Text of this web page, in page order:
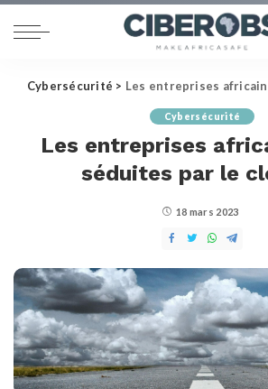
Cybersécurité > Les entreprises africaines peu
Cybersécurité
Les entreprises
séduites par le
18 mars 2023